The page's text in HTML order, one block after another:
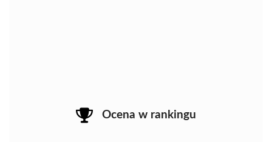
Ocena w rankingu